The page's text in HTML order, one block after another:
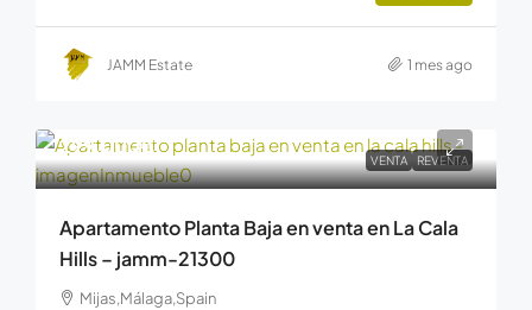
JAMM Estate 1 mes ago
VENTA REVENTA
299.000€
Apartamento Planta Baja en venta en La Cala
Hills – jamm-21300
Mijas,Málaga,Spain